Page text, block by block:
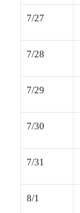
7/27
7/28
7/29
7/30
7/31
8/1